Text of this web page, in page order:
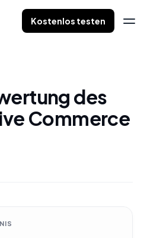
Kostenlos testen
des
Commerce